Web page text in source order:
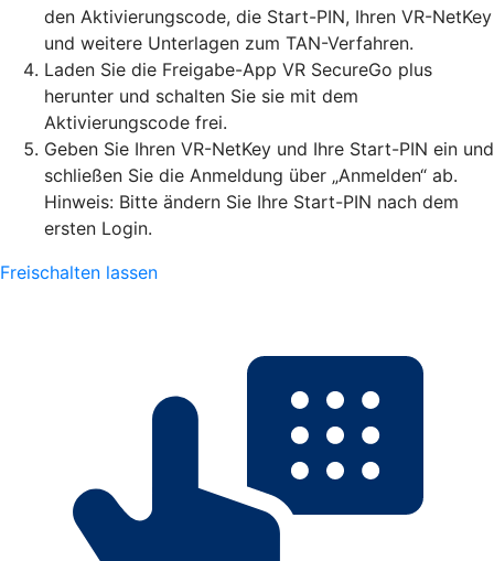
den Aktivierungscode, die Start-PIN, Ihren VR-NetKey
und weitere Unterlagen zum TAN-Verfahren.
Laden Sie die Freigabe-App VR SecureGo plus
herunter und schalten Sie sie mit dem
Aktivierungscode frei.
Geben Sie Ihren VR-NetKey und Ihre Start-PIN ein und
schließen Sie die Anmeldung über „Anmelden“ ab.
Hinweis: Bitte ändern Sie Ihre Start-PIN nach dem
ersten Login.
Freischalten lassen